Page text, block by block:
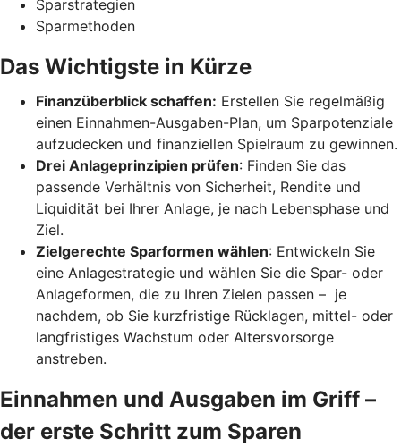
Sparstrategien
Sparmethoden
Das Wichtigste in Kürze
Finanzüberblick schaffen: Erstellen Sie regelmäßig
einen Einnahmen-Ausgaben-Plan, um Sparpotenziale
aufzudecken und finanziellen Spielraum zu gewinnen.
Drei Anlageprinzipien prüfen: Finden Sie das
passende Verhältnis von Sicherheit, Rendite und
Liquidität bei Ihrer Anlage, je nach Lebensphase und
Ziel.
Zielgerechte Sparformen wählen: Entwickeln Sie
eine Anlagestrategie und wählen Sie die Spar- oder
Anlageformen, die zu Ihren Zielen passen – je
nachdem, ob Sie kurzfristige Rücklagen, mittel- oder
langfristiges Wachstum oder Altersvorsorge
anstreben.
Einnahmen und Ausgaben im Griff –
der erste Schritt zum Sparen